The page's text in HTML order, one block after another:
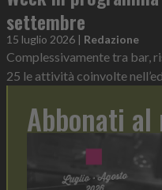
settembre
15 luglio 2026 | Redazione
Complessivamente tra bar,
25 le attività coinvolte
Abbonati al